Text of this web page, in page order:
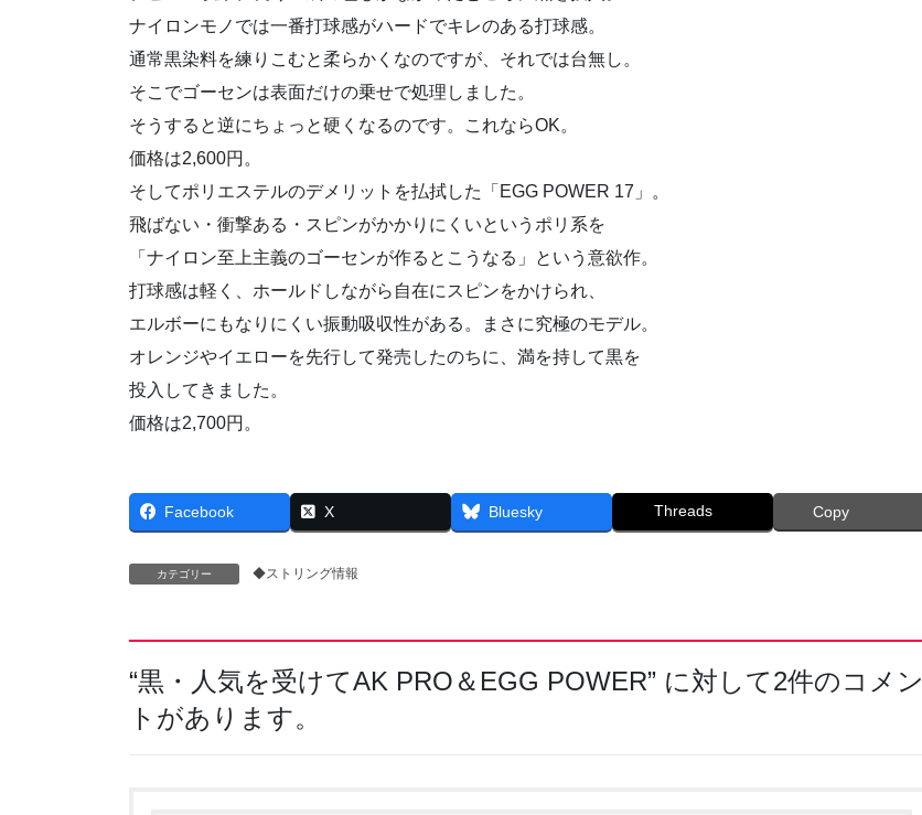
ナイロンモノでは一番打球感がハードでキレのある打球感。
通常黒染料を練りこむと柔らかくなのですが、それでは台無し。
そこでゴーセンは表面だけの乗せで処理しました。
そうすると逆にちょっと硬くなるのです。これならOK。
価格は2,600円。
そしてポリエステルのデメリットを払拭した「EGG POWER 17」。
飛ばない・衝撃ある・スピンがかかりにくいというポリ系を
「ナイロン至上主義のゴーセンが作るとこうなる」という意欲作。
打球感は軽く、ホールドしながら自在にスピンをかけられ、
エルボーにもなりにくい振動吸収性がある。まさに究極のモデル。
オレンジやイエローを先行して発売したのちに、満を持して黒を
投入してきました。
価格は2,700円。
Facebook X Bluesky Threads Copy
カテゴリー ◆ストリング情報
“黒・人気を受けてAK PRO＆EGG POWER” に対して2件のコメン
トがあります。